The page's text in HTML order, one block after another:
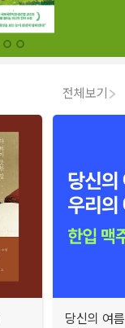
전체보기
당신의 여